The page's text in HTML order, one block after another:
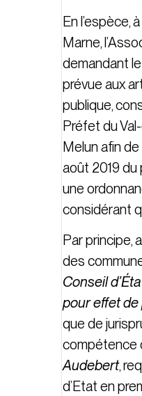
En l’espèce,
Marne,
demandant
prévue aux
publique,
Préfet du
Melun afin
août 2019
une
considérant
Par principe,
des
Conseil
pour effet
que de
compétence
Audebert,
d’Etat en